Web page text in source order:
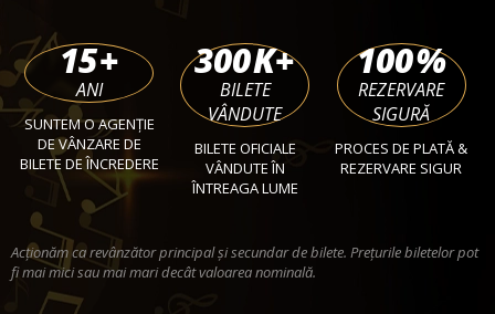
15+
ANI
SUNTEM O AGENȚIE
DE VÂNZARE DE
BILETE DE ÎNCREDERE
300K+
BILETE
VÂNDUTE
BILETE OFICIALE
VÂNDUTE ÎN
ÎNTREAGA LUME
100%
REZERVARE
SIGURĂ
PROCES DE PLATĂ &
REZERVARE SIGUR
Acționăm ca revânzător principal și secundar de bilete. Prețurile biletelor pot
fi mai mici sau mai mari decât valoarea nominală.